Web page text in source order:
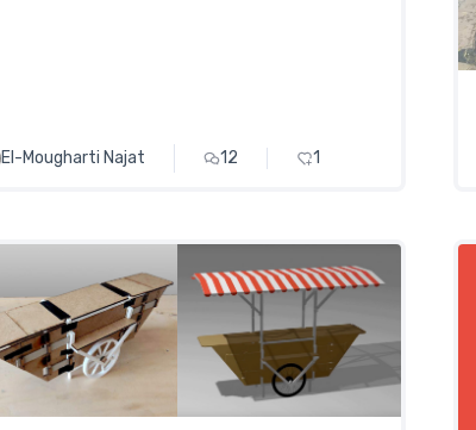
El-Mougharti Najat 12 1